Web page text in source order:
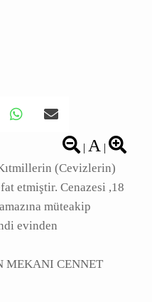
| A|
Kıtmillerin
Künar vefat
2025 Salı günü öğle
Mahallesindeki
CENNET